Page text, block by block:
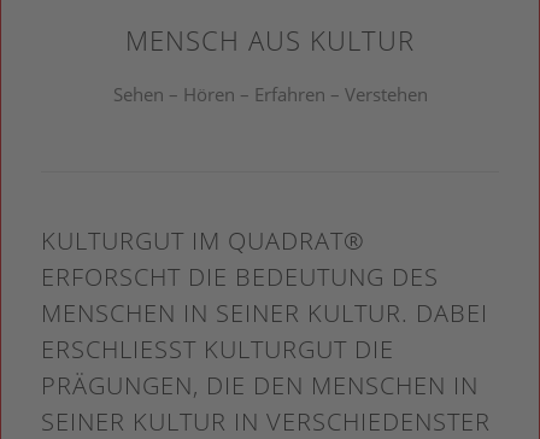
MENSCH AUS KULTUR
Sehen – Hören – Erfahren – Verstehen
KULTURGUT IM QUADRAT®
ERFORSCHT DIE BEDEUTUNG DES
MENSCHEN IN SEINER KULTUR. DABEI
ERSCHLIESST KULTURGUT DIE P
RÄGUNGEN, DIE DEN MENSCHEN IN S
EINER KULTUR IN VERSCHIEDENSTER F